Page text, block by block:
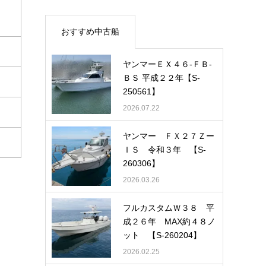
おすすめ中古船
ヤンマーＥＸ４６-ＦＢ-
ＢＳ 平成２２年【S-
250561】
2026.07.22
ヤンマー ＦＸ２７Ｚー
ＩＳ 令和３年 【S-
260306】
2026.03.26
フルカスタムＷ３８ 平
成２６年 MAX約４８ノ
ット 【S-260204】
2026.02.25